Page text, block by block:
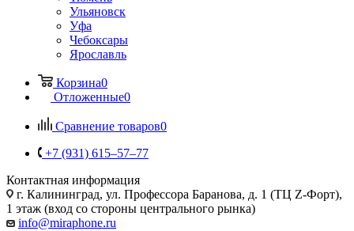
Ульяновск
Уфа
Чебоксары
Ярославль
Корзина0
Отложенные0
Сравнение товаров0
+7 (931) 615‒57‒77
Контактная информация
г. Калининград, ул. Профессора Баранова, д. 1 (ТЦ Z-Форт),
1 этаж (вход со стороны центрального рынка)
info@miraphone.ru